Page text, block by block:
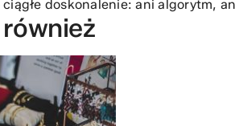
doskonalenie: ani algorytm,